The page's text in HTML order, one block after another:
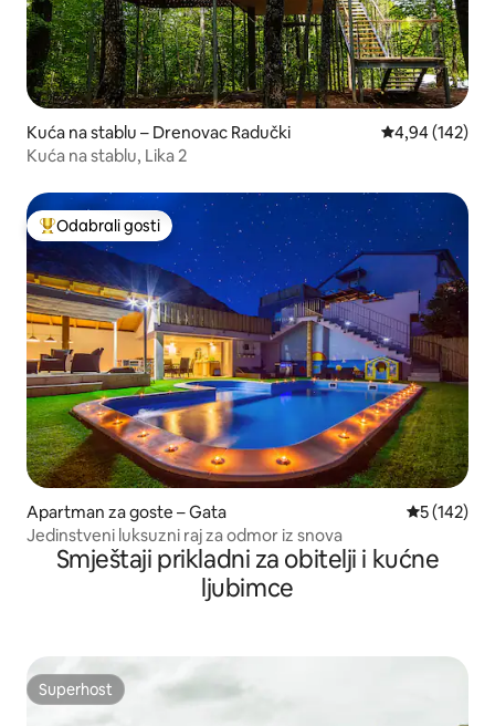
Kuća na stablu – Drenovac Radučki Prosječna
4,94 (142)
Kuća na stablu, Lika 2
Među najviše rangiranima s oznakom „Odabrali gosti”
Odabrali gosti
Apartman za goste – Gata Prosječna
5 (142)
Jedinstveni luksuzni raj za odmor iz snova
Smještaji prikladni za obitelji i kućne
ljubimce
Superhost
Superhost